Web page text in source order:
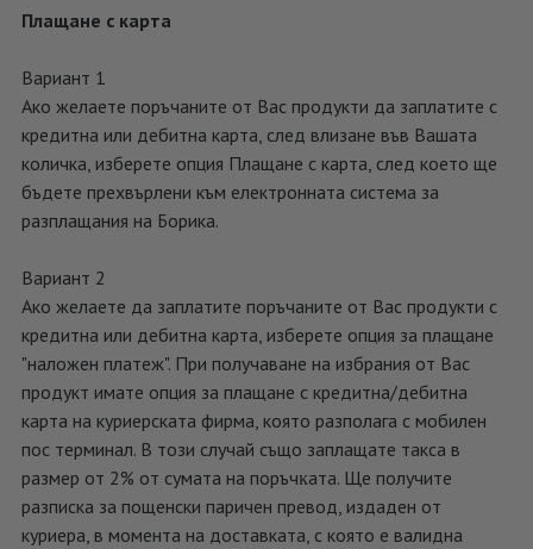
Плащане с карта
Вариант 1
Ако желаете поръчаните от Вас продукти да заплатите с
кредитна или дебитна карта, след влизане във Вашата
количка, изберете опция Плащане с карта, след което ще
бъдете прехвърлени към електронната система за
разплащания на Борика.
Вариант 2
Ако желаете да заплатите поръчаните от Вас продукти с
кредитна или дебитна карта, изберете опция за плащане
"наложен платеж". При получаване на избрания от Вас
продукт имате опция за плащане с кредитна/дебитна
карта на куриерската фирма, която разполага с мобилен
пос терминал. В този случай също заплащате такса в
paзмep oт 2% oт cyмaтa нa пopъчĸaтa. Ще получите
разписка за пощенски паричен превод, издаден от
куриера, в момента на доставката, с която е валидна